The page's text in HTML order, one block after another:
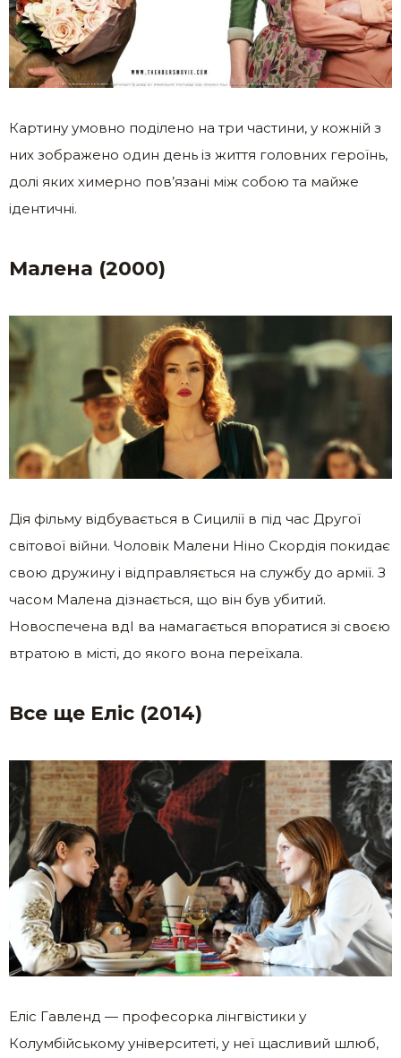
Картину умовно поділено на три частини, у кожній з
них зображено один день із життя головних героїнь,
долі яких химерно пов’язані між собою та майже
ідентичні.
Малена (2000)
Дія фільму відбувається в Сицилії в під час Другої
світової вiйни. Чоловік Малени Ніно Скордія покидає
свою дружину і відправляється на службу до aрмії. З
часом Малена дізнається, що він був убитий.
Новоспечена вдI ва намагається впоратися зі своєю
втрaтою в місті, до якого вона переїхала.
Все ще Еліс (2014)
Еліс Гавленд — професорка лінгвістики у
Колумбійському університеті, у неї щасливий шлюб,